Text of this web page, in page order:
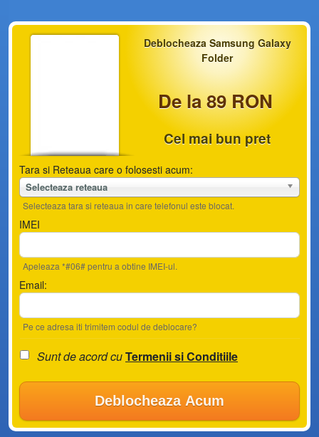
Deblocheaza Samsung Galaxy
Folder
De la 89 RON
Cel mai bun pret
Tara si Reteaua care o folosesti acum:
Selecteaza reteaua
Selecteaza tara si reteaua in care telefonul este blocat.
IMEI
Apeleaza *#06# pentru a obtine IMEI-ul.
Email:
Pe ce adresa iti trimitem codul de deblocare?
Sunt de acord cuTermenii si Conditiile
Deblocheaza Acum